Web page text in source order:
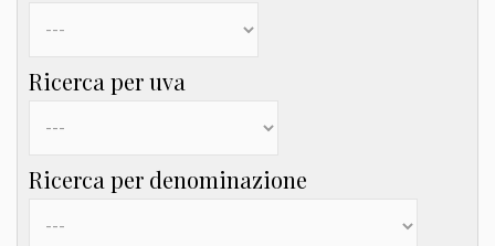
Ricerca per uva
Ricerca per denominazione